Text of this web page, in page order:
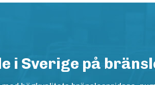
i Sverige på